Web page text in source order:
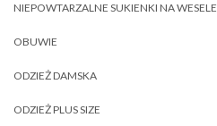
NIEPOWTARZALNE SUKIENKI NA WESELE
OBUWIE
ODZIEŻ DAMSKA
ODZIEŻ PLUS SIZE